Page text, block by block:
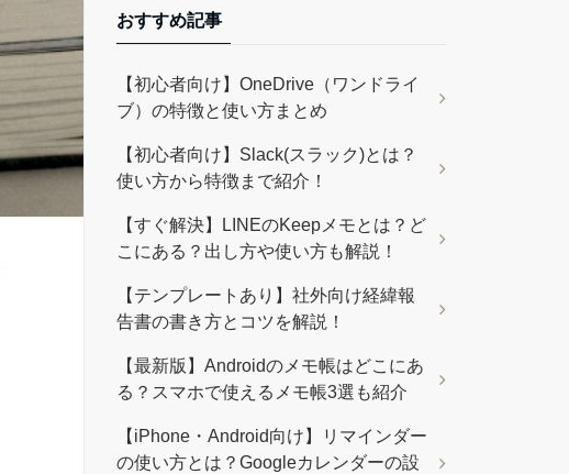
おすすめ記事
【初心者向け】OneDrive（ワンドライ
ブ）の特徴と使い方まとめ
【初心者向け】Slack(スラック)とは？
使い方から特徴まで紹介！
【すぐ解決】LINEのKeepメモとは？ど
こにある？出し方や使い方も解説！
【テンプレートあり】社外向け経緯報
告書の書き方とコツを解説！
【最新版】Androidのメモ帳はどこにあ
る？スマホで使えるメモ帳3選も紹介
【iPhone・Android向け】リマインダー
の使い方とは？Googleカレンダーの設